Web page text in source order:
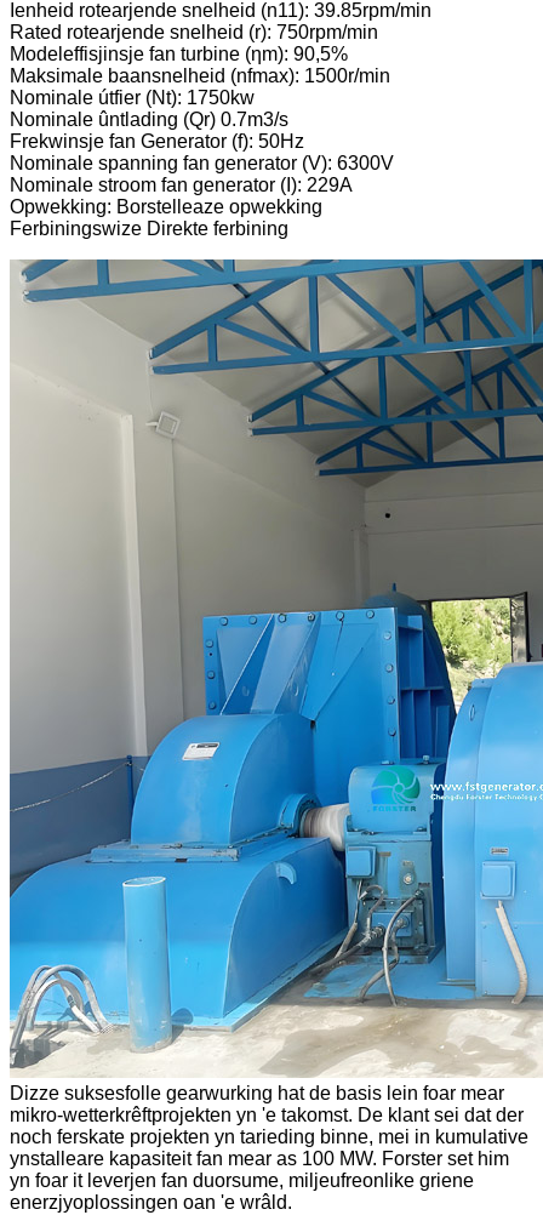
Ienheid rotearjende snelheid (n11): 39.85rpm/min
Rated rotearjende snelheid (r): 750rpm/min
Modeleffisjinsje fan turbine (ηm): 90,5%
Maksimale baansnelheid (nfmax): 1500r/min
Nominale útfier (Nt): 1750kw
Nominale ûntlading (Qr) 0.7m3/s
Frekwinsje fan Generator (f): 50Hz
Nominale spanning fan generator (V): 6300V
Nominale stroom fan generator (I): 229A
Opwekking: Borstelleaze opwekking
Ferbiningswize Direkte ferbining
Dizze suksesfolle gearwurking hat de basis lein foar mear
mikro-wetterkrêftprojekten yn 'e takomst. De klant sei dat der
noch ferskate projekten yn tarieding binne, mei in kumulative
ynstalleare kapasiteit fan mear as 100 MW. Forster set him
yn foar it leverjen fan duorsume, miljeufreonlike griene
enerzjyoplossingen oan 'e wrâld.